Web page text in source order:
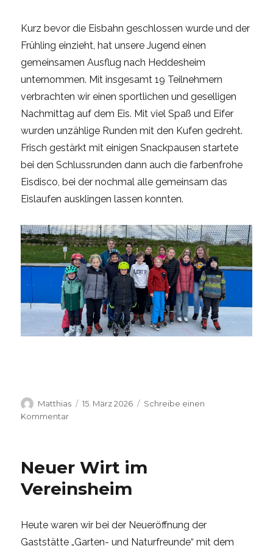
Kurz bevor die Eisbahn geschlossen wurde und der
Frühling einzieht, hat unsere Jugend einen
gemeinsamen Ausflug nach Heddesheim
unternommen. Mit insgesamt 19 Teilnehmern
verbrachten wir einen sportlichen und geselligen
Nachmittag auf dem Eis. Mit viel Spaß und Eifer
wurden unzählige Runden mit den Kufen gedreht.
Frisch gestärkt mit einigen Snackpausen startete
bei den Schlussrunden dann auch die farbenfrohe
Eisdisco, bei der nochmal alle gemeinsam das
Eislaufen ausklingen lassen konnten.
Autor
Matthias
Veröffentlicht
15. März 2026
Schreibe einen
Kommentarzu
Eisbahn
Neuer Wirt im
Vereinsheim
Heute waren wir bei der Neueröffnung der
Gaststätte „Garten- und Naturfreunde“ mit dem